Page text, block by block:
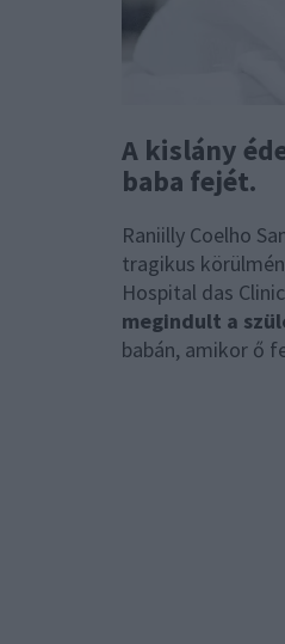
A kislány
baba fejét.
Raniilly Coelho
tragikus
Hospital das
megindult a
babán, amikor ő